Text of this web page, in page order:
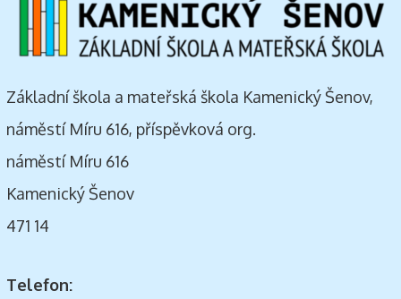
Základní škola a mateřská škola Kamenický Šenov,
náměstí Míru 616, příspěvková org.
náměstí Míru 616
Kamenický Šenov
471 14
Telefon: